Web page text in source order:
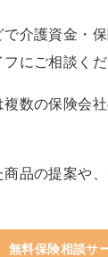
介護資金・
にご相談くだ
数の保険会
品の提案や
無料保険相談サ